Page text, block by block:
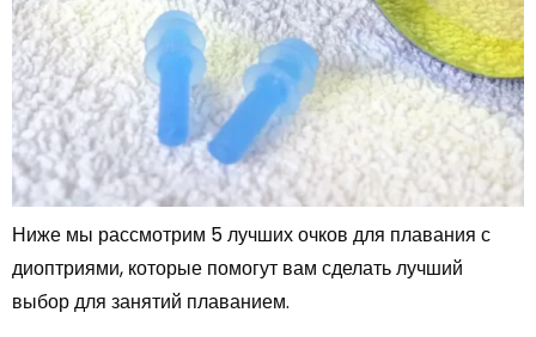
Ниже мы рассмотрим 5 лучших очков для плавания с
диоптриями, которые помогут вам сделать лучший
выбор для занятий плаванием.